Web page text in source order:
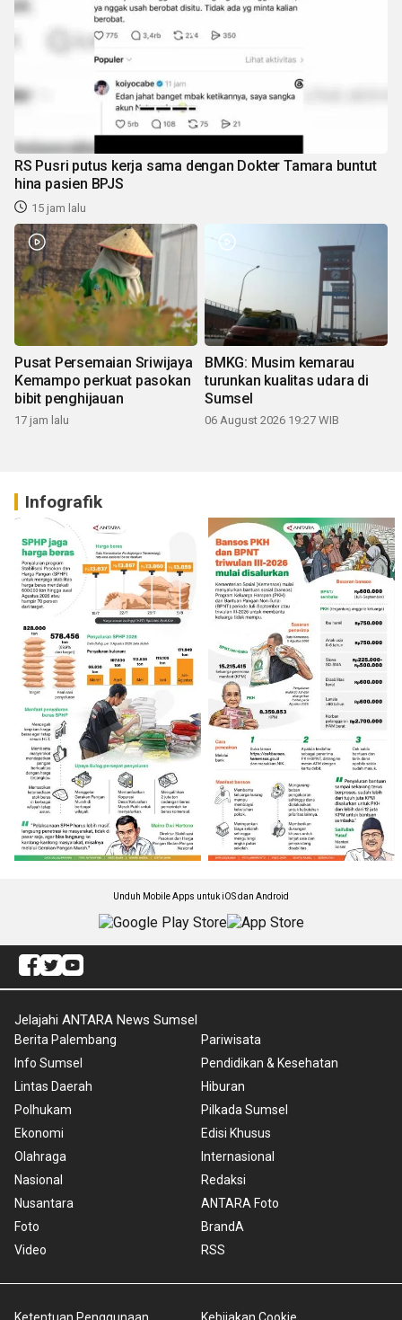
RS Pusri putus kerja sama dengan Dokter Tamara buntut
hina pasien BPJS
15 jam lalu
Pusat Persemaian Sriwijaya
Kemampo perkuat pasokan
bibit penghijauan
17 jam lalu
BMKG: Musim kemarau
turunkan kualitas udara di
Sumsel
06 August 2026 19:27 WIB
Infografik
Unduh Mobile Apps untuk iOS dan Android
Jelajahi ANTARA News Sumsel
Berita Palembang
Info Sumsel
Lintas Daerah
Polhukam
Ekonomi
Olahraga
Nasional
Nusantara
Foto
Video
Pariwisata
Pendidikan & Kesehatan
Hiburan
Pilkada Sumsel
Edisi Khusus
Internasional
Redaksi
ANTARA Foto
BrandA
RSS